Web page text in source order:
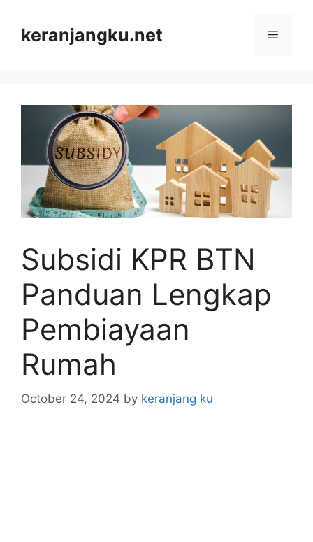
contentkeranjangku.net Menu
Subsidi KPR BTN
Panduan Lengkap
Pembiayaan
Rumah
October 24, 2024 by keranjang ku